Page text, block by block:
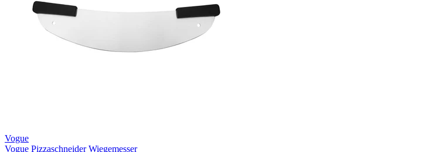
Vogue
Vogue Pizzaschneider Wiegemesser